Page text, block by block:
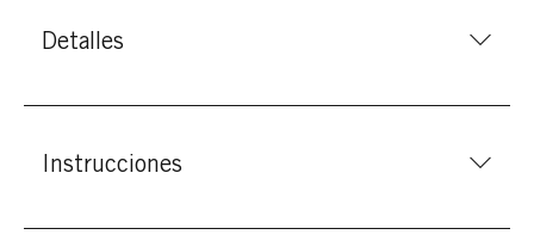
Detalles
Instrucciones